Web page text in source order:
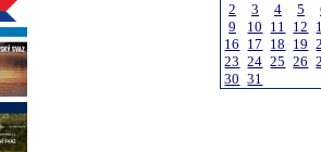
2 3 4 5
9
10 11 12
16 17 18 19
23 24 25 26
30 31